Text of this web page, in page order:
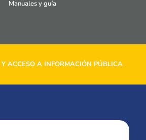
Manuales y guía
ACCESO A INFORMACIÓN PÚBLICA